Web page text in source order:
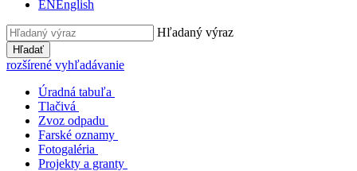
ENEnglish
Hľadaný výraz
Hľadať
rozšírené vyhľadávanie
Úradná tabuľa
Tlačivá
Zvoz odpadu
Farské oznamy
Fotogaléria
Projekty a granty